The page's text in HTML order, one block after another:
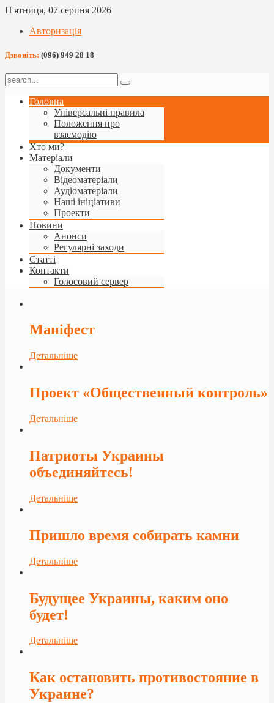
П'ятниця, 07 серпня 2026
Авторизація
Дзвоніть: (096) 949 28 18
Головна
Універсальні правила
Положення про
взаємодію
Хто ми?
Матеріали
Документи
Відеоматеріали
Аудіоматеріали
Наші ініціативи
Проекти
Новини
Анонси
Регулярні заходи
Статті
Контакти
Голосовий сервер
Маніфест
Детальніше
Проект «Общественный контроль»
Детальніше
Патриоты Украины
объединяйтесь!
Детальніше
Пришло время собирать камни
Детальніше
Будущее Украины, каким оно
будет!
Детальніше
Как остановить противостояние в
Украине?